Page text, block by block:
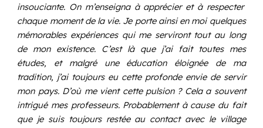
insouciante. On m’enseigna à apprécier et à respecter
chaque moment de la vie. Je porte ainsi en moi quelques
mémorables expériences qui me serviront tout au long
de mon existence. C’est là que j’ai fait toutes mes
études, et malgré une éducation éloignée de ma
tradition, j’ai toujours eu cette profonde envie de servir
mon pays. D’où me vient cette pulsion ? Cela a souvent
intrigué mes professeurs. Probablement à cause du fait
que je suis toujours restée au contact avec le village